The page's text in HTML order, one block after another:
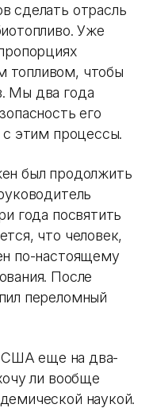
сделать отрасль
Уже
топливом, чтобы
Мы два года
его
с этим процессы.
был продолжить
года посвятить
что человек,
по-настоящему
После
переломный
США еще на два-
ли вообще
наукой.